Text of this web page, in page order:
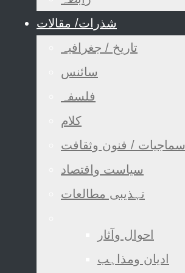
شذرات/ مقالات
تاریخ / جغرافیہ
سائنس
فلسفہ
کلام
سماجیات / فنون وثقافت
سیاست واقتصاد
تہذیبی مطالعات
احوال وآثار
ادیان ومذاہب